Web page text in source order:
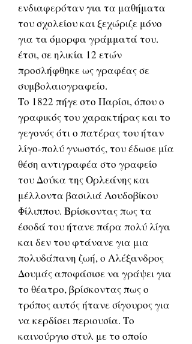
ενδιαφερόταν για τα μαθήματα
του σχολείου και ξεχώριζε μόνο
για τα όμορφα γράμματά του.
έτσι, σε ηλικία 12 ετών
προσλήφθηκε ως γραφέας σε
συμβολαιογραφείο.
Το 1822 πήγε στο Παρίσι, όπου ο
γραφικός του χαρακτήρας και το
γεγονός ότι ο πατέρας του ήταν
λίγο-πολύ γνωστός, του έδωσε μία
θέση αντιγραφέα στο γραφείο
του Δούκα της Ορλεάνης και
μέλλοντα βασιλιά Λουδοβίκου
Φίλιππου. Βρίσκοντας πως τα
έσοδά του ήτανε πάρα πολύ λίγα
και δεν του φτάνανε για μια
πολυδάπανη ζωή, ο Αλέξανδρος
Δουμάς αποφάσισε να γράψει για
το θέατρο, βρίσκοντας πως ο
τρόπος αυτός ήτανε σίγουρος για
να κερδίσει περιουσία. Το
καινούργιο στυλ με το οποίο